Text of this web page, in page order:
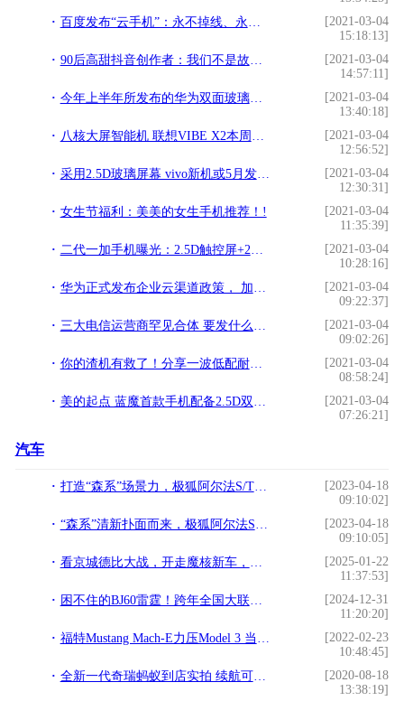
百度发布“云手机”：永不掉线、永不关机、永不发烫!
[2021-03-04
15:18:13]
90后高甜抖音创作者：我们不是故意撒糖，只是在记录生活!
[2021-03-04
14:57:11]
今年上半年所发布的华为双面玻璃手机，现在官方售价已降至1599元!
[2021-03-04
13:40:18]
八核大屏智能机 联想VIBE X2本周发布!
[2021-03-04
12:56:52]
采用2.5D玻璃屏幕 vivo新机或5月发布!
[2021-03-04
12:30:31]
女生节福利：美美的女生手机推荐！!
[2021-03-04
11:35:39]
二代一加手机曝光：2.5D触控屏+2K分辨率+骁龙810!
[2021-03-04
10:28:16]
华为正式发布企业云渠道政策， 加快云生态建设步伐!
[2021-03-04
09:22:37]
三大电信运营商罕见合体 要发什么大招？!
[2021-03-04
09:02:26]
你的渣机有救了！分享一波低配耐玩的手游，全中文随意玩！!
[2021-03-04
08:58:24]
美的起点 蓝魔首款手机配备2.5D双玻璃!
[2021-03-04
07:26:21]
汽车
打造“森系”场景力，极狐阿尔法S/T森林版首发亮相
[2023-04-18
09:10:02]
“森系”清新扑面而来，极狐阿尔法S/T森林版上海车展亮相
[2023-04-18
09:10:05]
看京城德比大战，开走魔核新车，北京汽车品牌之夜粉丝赢麻了！
[2025-01-22
11:37:53]
困不住的BJ60雷霆！跨年全国大联考，魔核电驱“猛”闯年关！
[2024-12-31
11:20:20]
福特Mustang Mach-E力压Model 3 当选最佳电动车
[2022-02-23
10:48:45]
全新一代奇瑞蚂蚁到店实拍 续航可达510km
[2020-08-18
13:38:19]